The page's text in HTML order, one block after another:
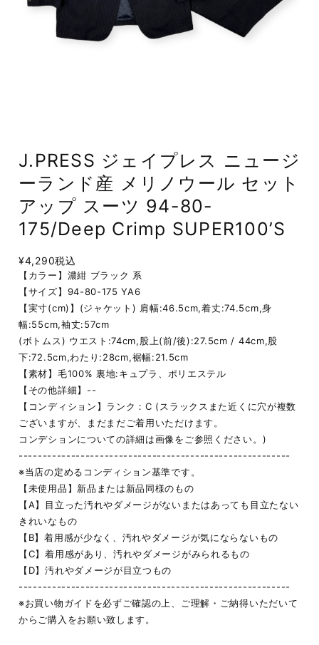
J.PRESS ジェイプレス ニュージ
ーランド産 メリノウール セット
アップ スーツ 94-80-
175/Deep Crimp SUPER100’S
¥4,290税込
【カラー】濃紺 ブラック 系
【サイズ】94-80-175 YA6
【実寸(cm)】(ジャケット) 肩幅:46.5cm,着丈:74.5cm,身
幅:55cm,袖丈:57cm
(ボトムス) ウエスト:74cm,股上(前/後):27.5cm / 44cm,股
下:72.5cm,わたり:28cm,裾幅:21.5cm
【素材】毛100% 裏地:キュプラ、ポリエステル
【その他詳細】--
【コンディション】ランク：C (スラックスまた近くに穴が複数
ございますが、まだまだご着用いただけます。
コンデションについての詳細は画像をご参照ください。)
---------------------------------------------------------
※当店の定めるコンディション基準です。
【未使用品】新品または新品同様のもの
【A】目立った汚れやダメージがないまたはあっても目立たない
きれいなもの
【B】着用感が少なく、汚れやダメージが気にならないもの
【C】着用感があり、汚れやダメージがみられるもの
【D】汚れやダメージが目立つもの
---------------------------------------------------------
※お買い物ガイドを必ずご確認の上、ご理解・ご納得いただいて
からご購入をお願い致します。